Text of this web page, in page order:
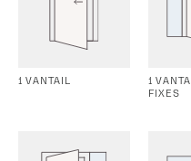
1 VANTAIL
1
FIXES